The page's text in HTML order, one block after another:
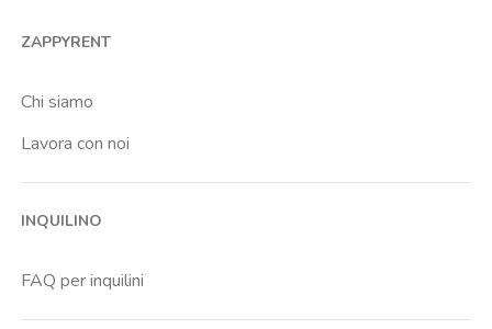
ZAPPYRENT
Chi siamo
Lavora con noi
INQUILINO
FAQ per inquilini